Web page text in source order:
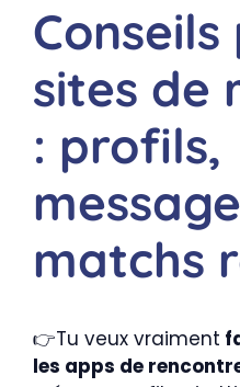
sites de
: profils,
matchs
👉Tu veux vraiment
les apps de